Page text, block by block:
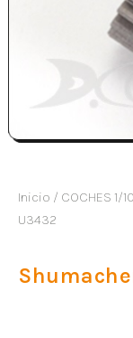
Inicio / COCHES 1/10
U3432